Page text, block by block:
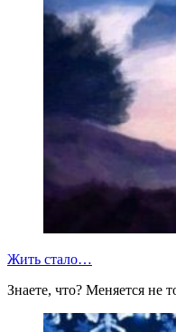
Жить стало…
Знаете, что? Меняется не